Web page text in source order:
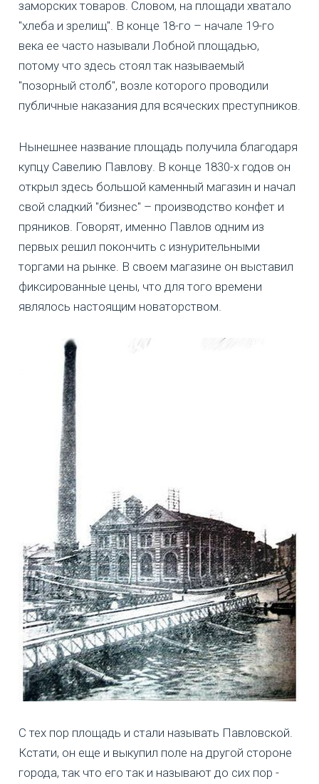
заморских товаров. Словом, на площади хватало
"хлеба и зрелищ". В конце 18-го – начале 19-го
века ее часто называли Лобной площадью,
потому что здесь стоял так называемый
"позорный столб", возле которого проводили
публичные наказания для всяческих преступников.
Нынешнее название площадь получила благодаря
купцу Савелию Павлову. В конце 1830-х годов он
открыл здесь большой каменный магазин и начал
свой сладкий "бизнес" – производство конфет и
пряников. Говорят, именно Павлов одним из
первых решил покончить с изнурительными
торгами на рынке. В своем магазине он выставил
фиксированные цены, что для того времени
являлось настоящим новаторством.
С тех пор площадь и стали называть Павловской.
Кстати, он еще и выкупил поле на другой стороне
города, так что его так и называют до сих пор -